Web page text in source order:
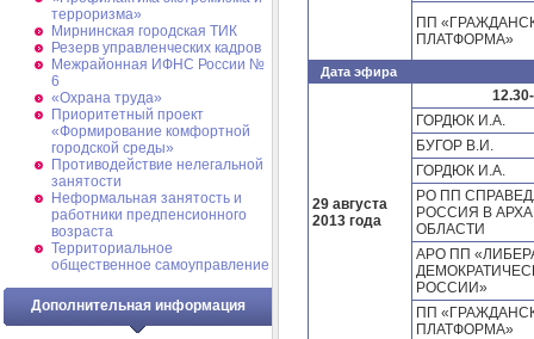
терроризма»
Мирнинская городская ТИК
Резерв управленческих кадров
Межрайонная ИФНС России №
6
«Охрана труда»
Приоритетный проект
«Формирование комфортной
городской среды»
Противодействие нелегальной
занятости
Неформальная занятость и
работники предпенсионного
возраста
Территориальное
общественное самоуправление
Дополнительная информация
ПП
ПЛАТФОРМА»
Дата эфира
29 августа
2013 года
ГОРДЮК И.А.
БУГОР В.И.
ГОРДЮК И.А.
РО ПП
РОССИЯ В
ОБЛАСТИ
АРО ПП
РОССИИ»
ПП
ПЛАТФОРМА»